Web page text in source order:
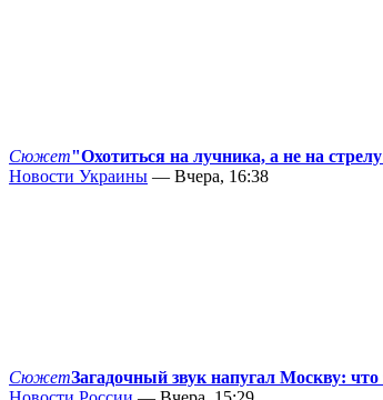
Сюжет"Охотиться на лучника, а не на
Новости Украины — Вчера, 16:38
СюжетЗагадочный звук напугал Москву: